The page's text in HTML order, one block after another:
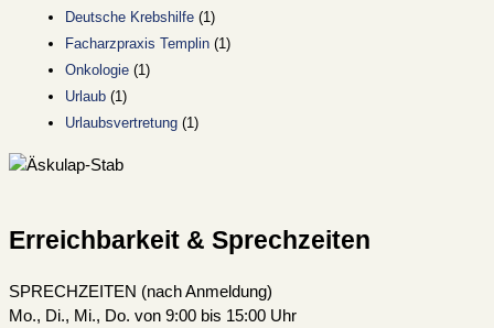
Deutsche Krebshilfe(1)
Facharzpraxis Templin(1)
Onkologie(1)
Urlaub(1)
Urlaubsvertretung(1)
Erreichbarkeit & Sprechzeiten
SPRECHZEITEN (nach Anmeldung)
Mo., Di., Mi., Do. von 9:00 bis 15:00 Uhr